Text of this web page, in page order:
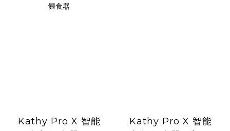
Kathy Pro X 智能
Kathy Pro X 智能